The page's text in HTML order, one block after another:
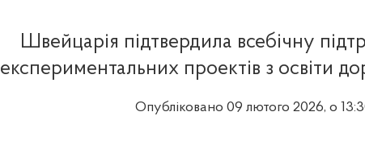
Швейцарія підтвердила всебічну
експериментальних проектів з освіти
Опубліковано 09 лютого 2026, о